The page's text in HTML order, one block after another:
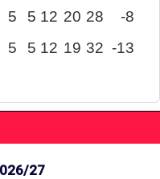
5 5 12 20 28
-8
5 5 12 19 32 -13
27